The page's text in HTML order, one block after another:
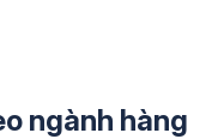
ngành hàng